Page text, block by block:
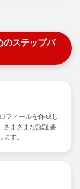
のステップバ
フィールを作成し
さまざまな認証要
す。